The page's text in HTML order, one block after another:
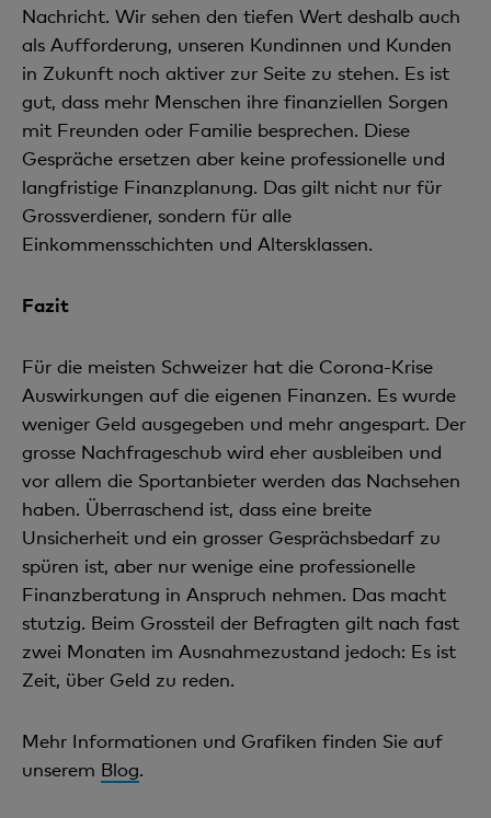
Nachricht. Wir sehen den tiefen Wert deshalb auch
als Aufforderung, unseren Kundinnen und Kunden
in Zukunft noch aktiver zur Seite zu stehen. Es ist
gut, dass mehr Menschen ihre finanziellen Sorgen
mit Freunden oder Familie besprechen. Diese
Gespräche ersetzen aber keine professionelle und
langfristige Finanzplanung. Das gilt nicht nur für
Grossverdiener, sondern für alle
Einkommensschichten und Altersklassen.
Fazit
Für die meisten Schweizer hat die Corona-Krise
Auswirkungen auf die eigenen Finanzen. Es wurde
weniger Geld ausgegeben und mehr angespart. Der
grosse Nachfrageschub wird eher ausbleiben und
vor allem die Sportanbieter werden das Nachsehen
haben. Überraschend ist, dass eine breite
Unsicherheit und ein grosser Gesprächsbedarf zu
spüren ist, aber nur wenige eine professionelle
Finanzberatung in Anspruch nehmen. Das macht
stutzig. Beim Grossteil der Befragten gilt nach fast
zwei Monaten im Ausnahmezustand jedoch: Es ist
Zeit, über Geld zu reden.
Mehr Informationen und Grafiken finden Sie auf
unserem Blog.